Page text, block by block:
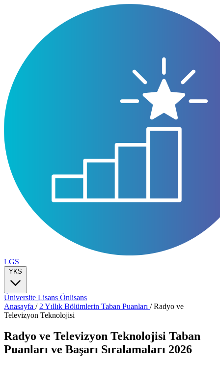
LGS
YKS
Üniversite Lisans Önlisans
Anasayfa / 2 Yıllık Bölümlerin Taban Puanları /Radyo ve
Televizyon Teknolojisi
Radyo ve Televizyon Teknolojisi Taban
Puanları ve Başarı Sıralamaları 2026